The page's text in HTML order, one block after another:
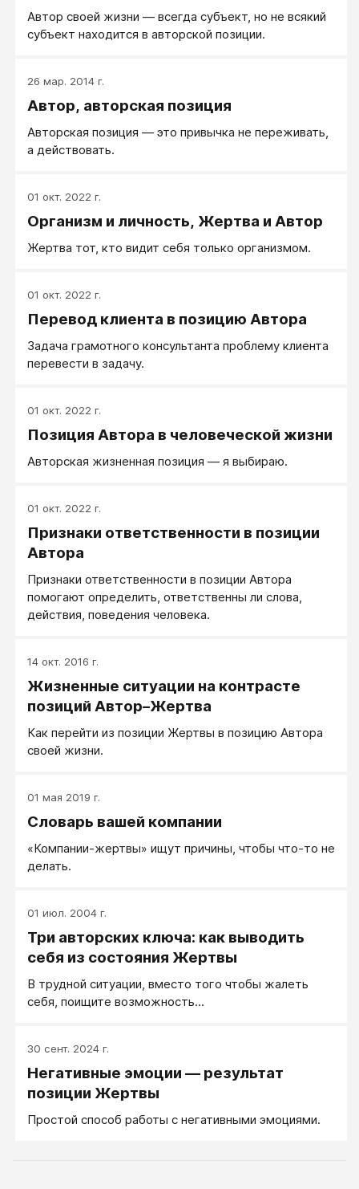
Автор своей жизни — всегда субъект, но не всякий
субъект находится в авторской позиции.
26 мар. 2014 г.
Автор, авторская позиция
Авторская позиция — это привычка не переживать,
а действовать.
01 окт. 2022 г.
Организм и личность, Жертва и Автор
Жертва тот, кто видит себя только организмом.
01 окт. 2022 г.
Перевод клиента в позицию Автора
Задача грамотного консультанта проблему клиента
перевести в задачу.
01 окт. 2022 г.
Позиция Автора в человеческой жизни
Авторская жизненная позиция — я выбираю.
01 окт. 2022 г.
Признаки ответственности в позиции
Автора
Признаки ответственности в позиции Автора
помогают определить, ответственны ли слова,
действия, поведения человека.
14 окт. 2016 г.
Жизненные ситуации на контрасте
позиций Автор–Жертва
Как перейти из позиции Жертвы в позицию Автора
своей жизни.
01 мая 2019 г.
Словарь вашей компании
«Компании-жертвы» ищут причины, чтобы что-то не
делать.
01 июл. 2004 г.
Три авторских ключа: как выводить
себя из состояния Жертвы
В трудной ситуации, вместо того чтобы жалеть
себя, поищите возможность...
30 сент. 2024 г.
Негативные эмоции — результат
позиции Жертвы
Простой способ работы с негативными эмоциями.